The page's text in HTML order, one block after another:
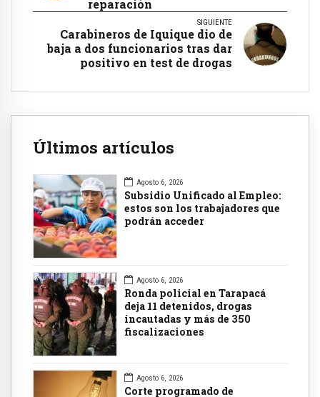
reparación
SIGUIENTE
Carabineros de Iquique dio de
baja a dos funcionarios tras dar
positivo en test de drogas
Últimos artículos
Agosto 6, 2026
Subsidio Unificado al Empleo:
estos son los trabajadores que
podrán acceder
Agosto 6, 2026
Ronda policial en Tarapacá
deja 11 detenidos, drogas
incautadas y más de 350
fiscalizaciones
Agosto 6, 2026
Corte programado de